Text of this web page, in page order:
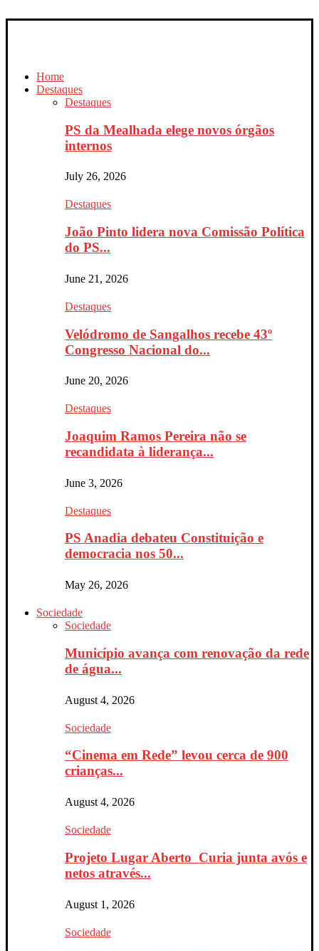
Home
Destaques
Destaques
PS da Mealhada elege novos órgãos
internos
July 26, 2026
Destaques
João Pinto lidera nova Comissão Política
do PS...
June 21, 2026
Destaques
Velódromo de Sangalhos recebe 43º
Congresso Nacional do...
June 20, 2026
Destaques
Joaquim Ramos Pereira não se
recandidata à liderança...
June 3, 2026
Destaques
PS Anadia debateu Constituição e
democracia nos 50...
May 26, 2026
Sociedade
Sociedade
Município avança com renovação da rede
de água...
August 4, 2026
Sociedade
“Cinema em Rede” levou cerca de 900
crianças...
August 4, 2026
Sociedade
Projeto Lugar Aberto_Curia junta avós e
netos através...
August 1, 2026
Sociedade